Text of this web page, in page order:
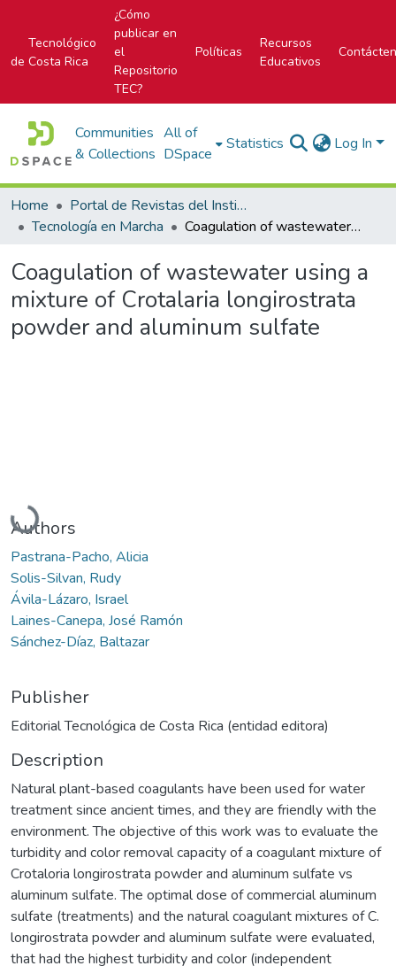
Tecnológico
de Costa Rica
¿Cómo
publicar en
el
Repositorio
TEC?
Políticas
Recursos
Educativos
Communities
& Collections
All of
DSpace
Statistics Log In
Home
Portal de Revistas del Instituto Tecnológico de Costa Rica
Tecnología en Marcha
Coagulation of wastewater using a mixture of Crotalaria longirostrata powder and aluminum sulfate
Coagulation of wastewater using a
mixture of Crotalaria longirostrata
powder and aluminum sulfate
Loading...
Authors
Pastrana-Pacho, Alicia
Solis-Silvan, Rudy
Ávila-Lázaro, Israel
Laines-Canepa, José Ramón
Sánchez-Díaz, Baltazar
Publisher
Editorial Tecnológica de Costa Rica (entidad editora)
Description
Natural plant-based coagulants have been used for water
treatment since ancient times, and they are friendly with the
environment. The objective of this work was to evaluate the
turbidity and color removal capacity of a coagulant mixture of
Crotaloria longirostrata powder and aluminum sulfate vs
aluminum sulfate. The optimal dose of commercial aluminum
sulfate (treatments) and the natural coagulant mixtures of C.
longirostrata powder and aluminum sulfate were evaluated,
that had the highest turbidity and color (independent